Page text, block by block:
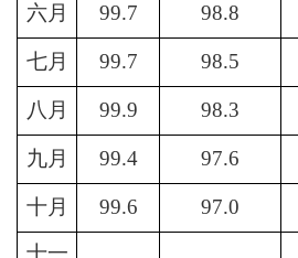
六月 99.7 98.8
七月 99.7 98.5
八月 99.9 98.3
九月 99.4 97.6
十月 99.6 97.0
十一